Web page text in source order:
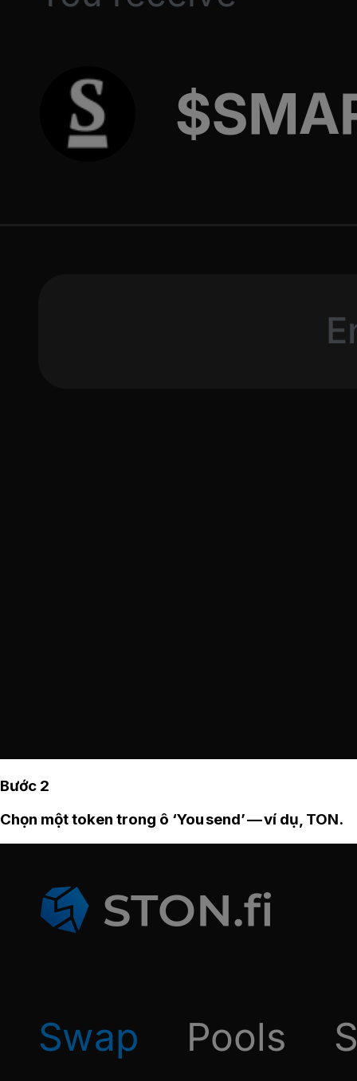
Bước 2
Chọn một token trong ô ‘You send’ — ví dụ, TON.